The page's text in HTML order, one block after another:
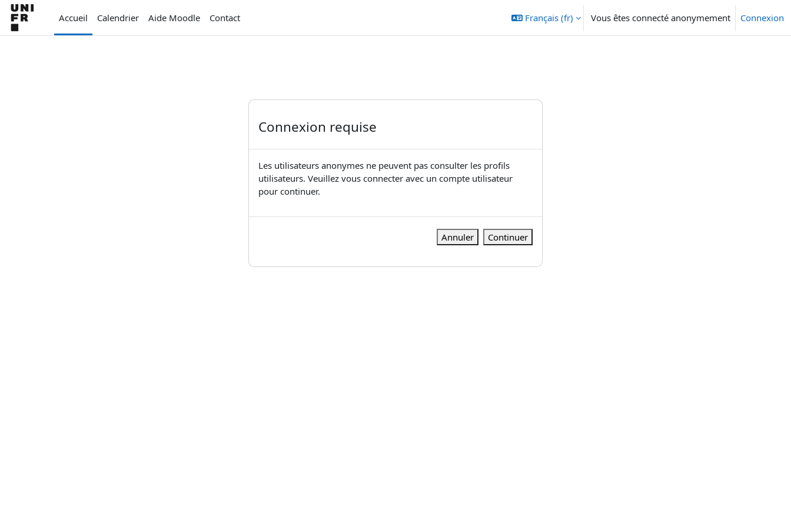
Passer au contenu principal
Accueil
Calendrier Aide Moodle Contact Français ‎(fr)‎ Vous êtes connecté anonymement Connexion
Connexion requise
Les utilisateurs anonymes ne peuvent pas consulter les profils
utilisateurs. Veuillez vous connecter avec un compte utilisateur
pour continuer.
Annuler Continuer